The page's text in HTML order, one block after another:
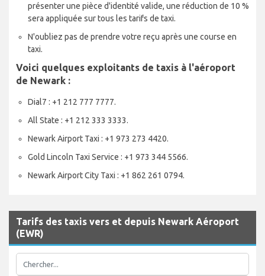
présenter une pièce d'identité valide, une réduction de 10 %
sera appliquée sur tous les tarifs de taxi.
N'oubliez pas de prendre votre reçu après une course en
taxi.
Voici quelques exploitants de taxis à l'aéroport
de Newark :
Dial7 : +1 212 777 7777.
All State : +1 212 333 3333.
Newark Airport Taxi : +1 973 273 4420.
Gold Lincoln Taxi Service : +1 973 344 5566.
Newark Airport City Taxi : +1 862 261 0794.
Tarifs des taxis vers et depuis Newark Aéroport
(EWR)